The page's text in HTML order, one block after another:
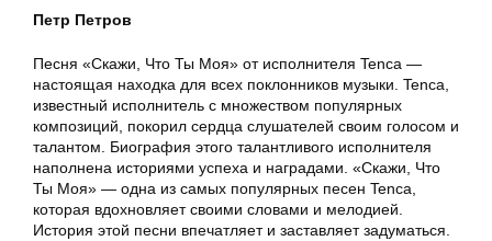
Петр Петров
Песня «Скажи, Что Ты Моя» от исполнителя Tenca —
настоящая находка для всех поклонников музыки. Tenca,
известный исполнитель с множеством популярных
композиций, покорил сердца слушателей своим голосом и
талантом. Биография этого талантливого исполнителя
наполнена историями успеха и наградами. «Скажи, Что
Ты Моя» — одна из самых популярных песен Tenca,
которая вдохновляет своими словами и мелодией.
История этой песни впечатляет и заставляет задуматься.